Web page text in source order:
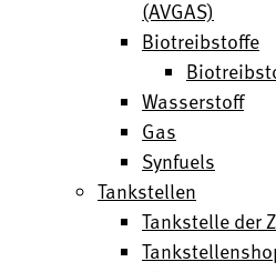
(AVGAS)
Biotreibstoffe
Wasserstoff
Gas
Synfuels
Tankstellen
Tankstelle der